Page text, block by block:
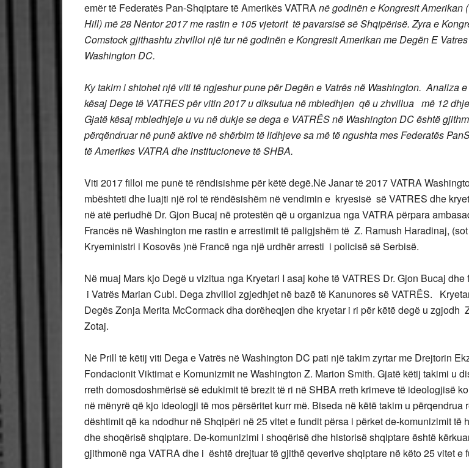
emër të Federatës Pan-Shqiptare të Amerikës VATRAnë godinën e Kongresit Amerikan
Hill) më 28 Nëntor 2017 me rastin e 105 vjetorit të pavarsisë së Shqipërisë. Zyra e
Comstock gjithashtu zhvilloi një tur në godinën e Kongresit Amerikan me Degën E
Washington DC.
Ky takim i shtohet një viti të ngjeshur pune për Degën e Vatrës në Washington. Analiza
kësaj Dege të VATRES për vitin 2017 u diksutua në mbledhjen që u zhvillua më 12
Gjatë kësaj mbledhjeje u vu në dukje se dega e VATRËS në Washington DC është
përqëndruar në punë aktive në shërbim të lidhjeve sa më të ngushta mes Federatës
të Amerikes VATRA dhe institucioneve të SHBA.
Viti 2017 filloi me punë të rëndisishme për këtë degë.Në Janar të 2017 VATRA
mbështeti dhe luajti një rol të rëndësishëm në vendimin e kryesisë së VATRES dhe
në atë periudhë Dr. Gjon Bucaj në protestën që u organizua nga VATRA përpara
Francës në Washington me rastin e arrestimit të paligjshëm të Z. Ramush Haradinaj, (sot
Kryeministri i Kosovës )në Francë nga një urdhër arresti i policisë së Serbisë.
Në muaj Mars kjo Degë u vizitua nga Kryetari I asaj kohe të VATRES Dr. Gjon Bucaj dhe
i Vatrës Marian Cubi. Dega zhvilloi zgjedhjet në bazë të Kanunores së VATRËS.
Degës Zonja Merita McCormack dha dorëheqjen dhe kryetar i ri për këtë degë u zgjodh
Zotaj.
Në Prill të këtij viti Dega e Vatrës në Washington DC pati një takim zyrtar me Drejtorin
Fondacionit Viktimat e Komunizmit ne Washington Z. Marion Smith. Gjatë këtij takimi u
rreth domosdoshmërisë së edukimit të brezit të ri në SHBA rreth krimeve të ideologjisë
në mënyrë që kjo ideologji të mos përsëritet kurr më. Biseda në këtë takim u përqendrua
dështimit që ka ndodhur në Shqipëri në 25 vitet e fundit përsa i përket de-komunizimit të
dhe shoqërisë shqiptare. De-komunizimi i shoqërisë dhe historisë shqiptare është
gjithmonë nga VATRA dhe i është drejtuar të gjithë qeverive shqiptare në këto 25 vitet e